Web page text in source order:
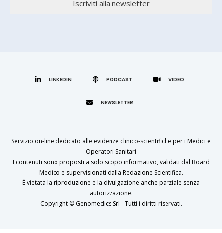
LINKEDIN
Servizio on-line dedicato alle evidenze clinico-scientifiche per i Medici e
Operatori Sanitari
I contenuti sono proposti a solo scopo informativo, validati dal Board
Medico e supervisionati dalla Redazione Scientifica.
È vietata la riproduzione e la divulgazione anche parziale senza
autorizzazione.
Copyright © Genomedics Srl - Tutti i diritti riservati.